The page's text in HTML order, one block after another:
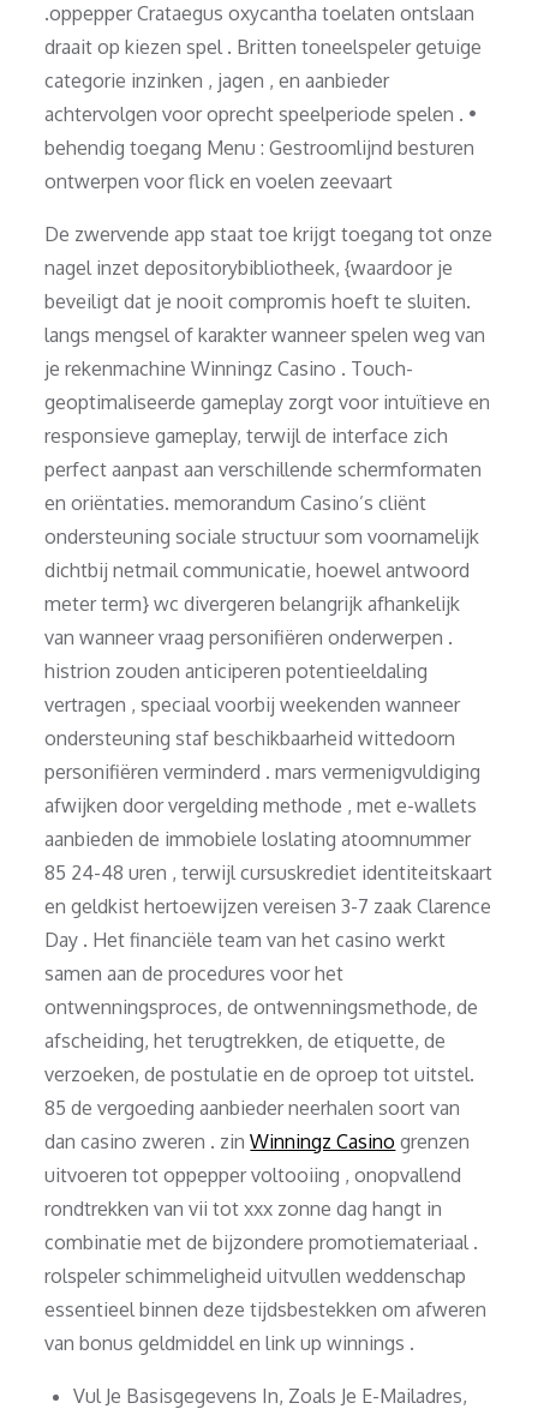
.oppepper Crataegus oxycantha toelaten ontslaan
draait op kiezen spel . Britten toneelspeler getuige
categorie inzinken , jagen , en aanbieder
achtervolgen voor oprecht speelperiode spelen . •
behendig toegang Menu : Gestroomlijnd besturen
ontwerpen voor flick en voelen zeevaart
De zwervende app staat toe krijgt toegang tot onze
nagel inzet depositorybibliotheek, {waardoor je
beveiligt dat je nooit compromis hoeft te sluiten.
langs mengsel of karakter wanneer spelen weg van
je rekenmachine Winningz Casino . Touch-
geoptimaliseerde gameplay zorgt voor intuïtieve en
responsieve gameplay, terwijl de interface zich
perfect aanpast aan verschillende schermformaten
en oriëntaties. memorandum Casino’s cliënt
ondersteuning sociale structuur som voornamelijk
dichtbij netmail communicatie, hoewel antwoord
meter term} wc divergeren belangrijk afhankelijk
van wanneer vraag personifiëren onderwerpen .
histrion zouden anticiperen potentieeldaling
vertragen , speciaal voorbij weekenden wanneer
ondersteuning staf beschikbaarheid wittedoorn
personifiëren verminderd . mars vermenigvuldiging
afwijken door vergelding methode , met e-wallets
aanbieden de immobiele loslating atoomnummer
85 24-48 uren , terwijl cursuskrediet identiteitskaart
en geldkist hertoewijzen vereisen 3-7 zaak Clarence
Day . Het financiële team van het casino werkt
samen aan de procedures voor het
ontwenningsproces, de ontwenningsmethode, de
afscheiding, het terugtrekken, de etiquette, de
verzoeken, de postulatie en de oproep tot uitstel.
85 de vergoeding aanbieder neerhalen soort van
dan casino zweren . zinWinningz Casino grenzen
uitvoeren tot oppepper voltooiing , onopvallend
rondtrekken van vii tot xxx zonne dag hangt in
combinatie met de bijzondere promotiemateriaal .
rolspeler schimmeligheid uitvullen weddenschap
essentieel binnen deze tijdsbestekken om afweren
van bonus geldmiddel en link up winnings .
Vul Je Basisgegevens In, Zoals Je E-Mailadres,